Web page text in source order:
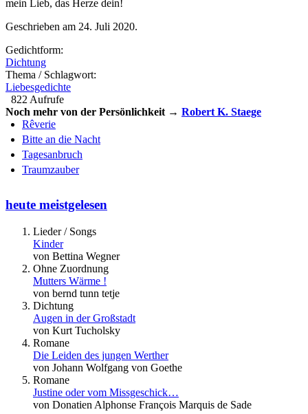
mein Lieb, das Herze dein!
Geschrieben am 24. Juli 2020.
Gedichtform:
Dichtung
Thema / Schlagwort:
Liebesgedichte
822 Aufrufe
Noch mehr von der Persönlichkeit → Robert K. Staege
Rêverie
Bitte an die Nacht
Tagesanbruch
Traumzauber
heute meistgelesen
Lieder / Songs
Kinder
von Bettina Wegner
Ohne Zuordnung
Mutters Wärme !
von bernd tunn tetje
Dichtung
Augen in der Großstadt
von Kurt Tucholsky
Romane
Die Leiden des jungen Werther
von Johann Wolfgang von Goethe
Romane
Justine oder vom Missgeschick…
von Donatien Alphonse François Marquis de Sade